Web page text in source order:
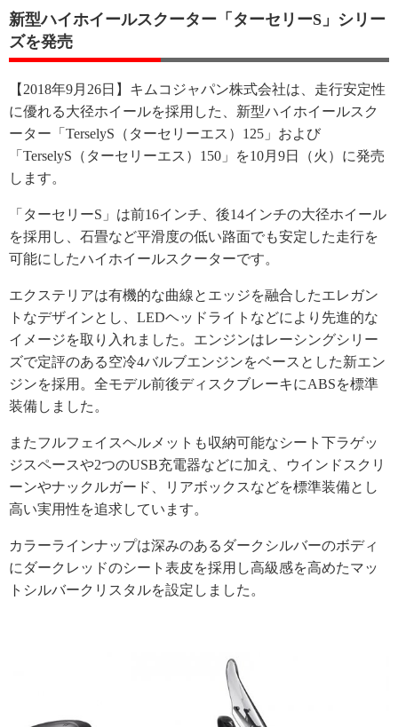
新型ハイホイールスクーター「ターセリーS」シリー
ズを発売
【2018年9月26日】キムコジャパン株式会社は、走行安定性
に優れる大径ホイールを採用した、新型ハイホイールスク
ーター「TerselyS（ターセリーエス）125」および
「TerselyS（ターセリーエス）150」を10月9日（火）に発売
します。
「ターセリーS」は前16インチ、後14インチの大径ホイール
を採用し、石畳など平滑度の低い路面でも安定した走行を
可能にしたハイホイールスクーターです。
エクステリアは有機的な曲線とエッジを融合したエレガン
トなデザインとし、LEDヘッドライトなどにより先進的な
イメージを取り入れました。エンジンはレーシングシリー
ズで定評のある空冷4バルブエンジンをベースとした新エン
ジンを採用。全モデル前後ディスクブレーキにABSを標準
装備しました。
またフルフェイスヘルメットも収納可能なシート下ラゲッ
ジスペースや2つのUSB充電器などに加え、ウインドスクリ
ーンやナックルガード、リアボックスなどを標準装備とし
高い実用性を追求しています。
カラーラインナップは深みのあるダークシルバーのボディ
にダークレッドのシート表皮を採用し高級感を高めたマッ
トシルバークリスタルを設定しました。